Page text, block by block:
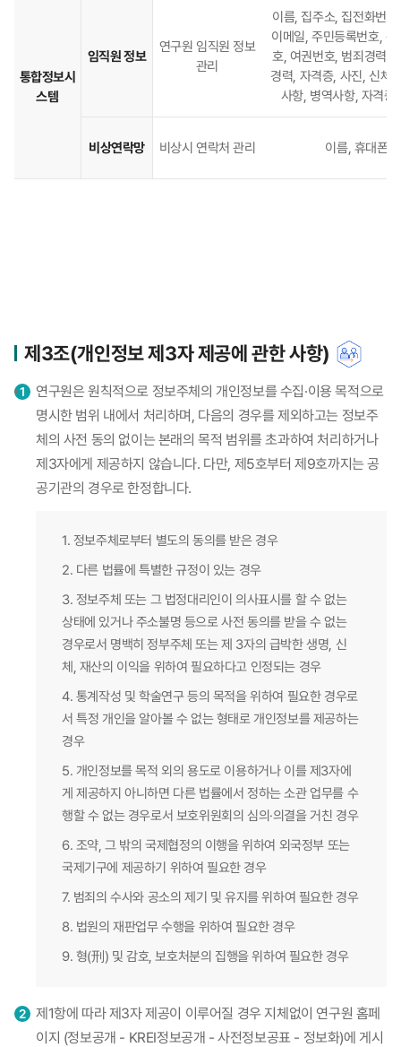
통합정보시
스템
임직원 정보
연구원 임직원 정보
관리
이름, 집주소, 집전화번
이메일, 주민등록번호, 운
호, 여권번호, 범죄경력
경력, 자격증, 사진, 신체
사항, 병역사항, 자격증
비상연락망 비상시 연락처 관리 이름, 휴대폰
제3조(개인정보 제3자 제공에 관한 사항)
연구원은 원칙적으로 정보주체의 개인정보를 수집·이용 목적으로
명시한 범위 내에서 처리하며, 다음의 경우를 제외하고는 정보주
체의 사전 동의 없이는 본래의 목적 범위를 초과하여 처리하거나
제3자에게 제공하지 않습니다. 다만, 제5호부터 제9호까지는 공
공기관의 경우로 한정합니다.
1. 정보주체로부터 별도의 동의를 받은 경우
2. 다른 법률에 특별한 규정이 있는 경우
3. 정보주체 또는 그 법정대리인이 의사표시를 할 수 없는
상태에 있거나 주소불명 등으로 사전 동의를 받을 수 없는
경우로서 명백히 정부주체 또는 제 3자의 급박한 생명, 신
체, 재산의 이익을 위하여 필요하다고 인정되는 경우
4. 통계작성 및 학술연구 등의 목적을 위하여 필요한 경우로
서 특정 개인을 알아볼 수 없는 형태로 개인정보를 제공하는
경우
5. 개인정보를 목적 외의 용도로 이용하거나 이를 제3자에
게 제공하지 아니하면 다른 법률에서 정하는 소관 업무를 수
행할 수 없는 경우로서 보호위원회의 심의·의결을 거친 경우
6. 조약, 그 밖의 국제협정의 이행을 위하여 외국정부 또는
국제기구에 제공하기 위하여 필요한 경우
7. 범죄의 수사와 공소의 제기 및 유지를 위하여 필요한 경우
8. 법원의 재판업무 수행을 위하여 필요한 경우
9. 형(刑) 및 감호, 보호처분의 집행을 위하여 필요한 경우
제1항에 따라 제3자 제공이 이루어질 경우 지체없이 연구원 홈페
이지 (정보공개 - KREI정보공개 - 사전정보공표 - 정보화)에 게시